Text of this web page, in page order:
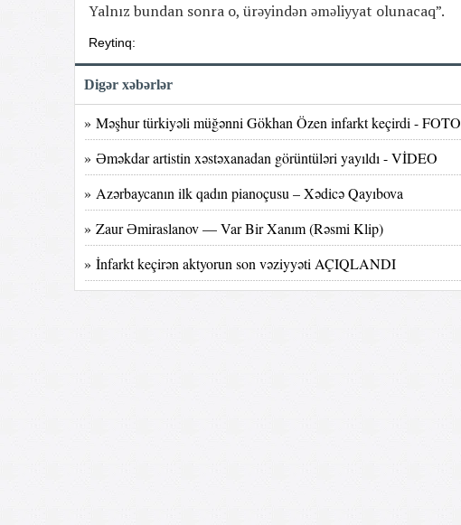
Yalnız bundan sonra o, ürəyindən əməliyyat olunacaq”.
Reytinq:
Digər xəbərlər
» Məşhur türkiyəli müğənni Gökhan Özen infarkt keçirdi - FOTO
» Əməkdar artistin xəstəxanadan görüntüləri yayıldı - VİDEO
» Azərbaycanın ilk qadın pianoçusu – Xədicə Qayıbova
» Zaur Əmiraslanov — Var Bir Xanım (Rəsmi Klip)
» İnfarkt keçirən aktyorun son vəziyyəti AÇIQLANDI